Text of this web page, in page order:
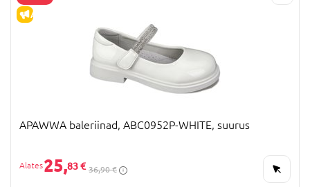
ALLAHINDLUS
APAWWA baleriinad, ABC0952P-WHITE, suurus
25,83 € 36,90 €